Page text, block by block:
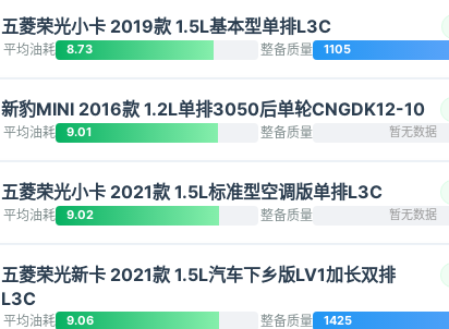
五菱荣光小卡 2019款 1.5L基本型单排L3C
平均油耗 8.73 整备质量 1105
新豹MINI 2016款 1.2L单排3050后单轮CNGDK12-10
平均油耗 9.01 整备质量 暂无数据
五菱荣光小卡 2021款 1.5L标准型空调版单排L3C
平均油耗 9.02 整备质量 暂无数据
五菱荣光新卡 2021款 1.5L汽车下乡版LV1加长双排
L3C
平均油耗 9.06 整备质量 1425